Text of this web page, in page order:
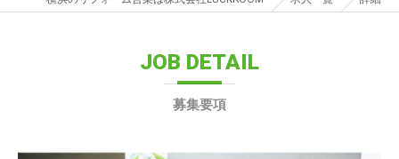
募集要項
JOB DETAIL